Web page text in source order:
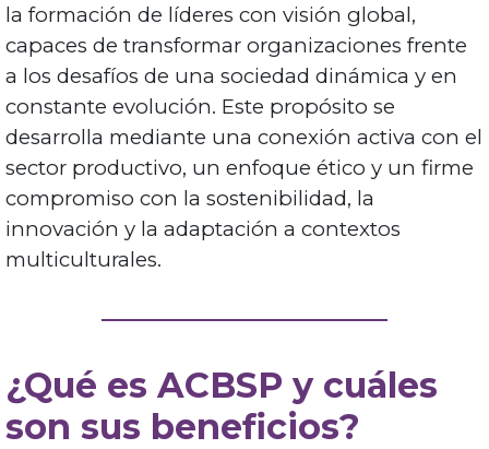
la formación de líderes con visión global,
capaces de transformar organizaciones frente
a los desafíos de una sociedad dinámica y en
constante evolución. Este propósito se
desarrolla mediante una conexión activa con el
sector productivo, un enfoque ético y un firme
compromiso con la sostenibilidad, la
innovación y la adaptación a contextos
multiculturales.
¿Qué es ACBSP y cuáles
son sus beneficios?